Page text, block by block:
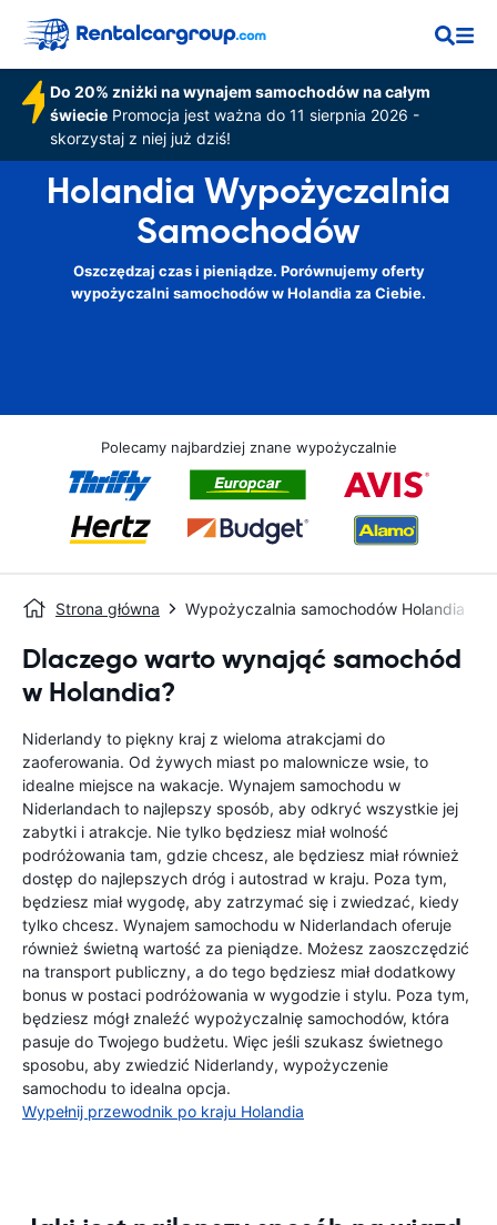
Do 20% zniżki na wynajem samochodów na całym
świeciePromocja jest ważna do 11 sierpnia 2026 -
skorzystaj z niej już dziś!
Holandia Wypożyczalnia
Samochodów
Oszczędzaj czas i pieniądze. Porównujemy oferty
wypożyczalni samochodów w Holandia za Ciebie.
Polecamy najbardziej znane wypożyczalnie
Strona główna Wypożyczalnia samochodów Holandia
Dlaczego warto wynająć samochód
w Holandia?
Niderlandy to piękny kraj z wieloma atrakcjami do
zaoferowania. Od żywych miast po malownicze wsie, to
idealne miejsce na wakacje. Wynajem samochodu w
Niderlandach to najlepszy sposób, aby odkryć wszystkie jej
zabytki i atrakcje. Nie tylko będziesz miał wolność
podróżowania tam, gdzie chcesz, ale będziesz miał również
dostęp do najlepszych dróg i autostrad w kraju. Poza tym,
będziesz miał wygodę, aby zatrzymać się i zwiedzać, kiedy
tylko chcesz. Wynajem samochodu w Niderlandach oferuje
również świetną wartość za pieniądze. Możesz zaoszczędzić
na transport publiczny, a do tego będziesz miał dodatkowy
bonus w postaci podróżowania w wygodzie i stylu. Poza tym,
będziesz mógł znaleźć wypożyczalnię samochodów, która
pasuje do Twojego budżetu. Więc jeśli szukasz świetnego
sposobu, aby zwiedzić Niderlandy, wypożyczenie
samochodu to idealna opcja.
Wypełnij przewodnik po kraju Holandia